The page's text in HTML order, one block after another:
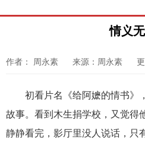
情义
作者： 周永素 来源：周永素
初看片名《给阿嬷的情书》
故事。看到木生捐学校，又觉得
静静看完，影厅里没人说话，只